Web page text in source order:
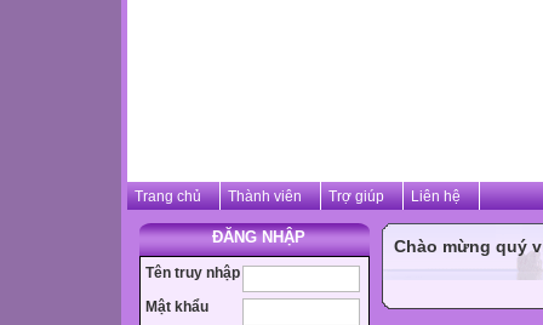
Trang chủ Thành viên Trợ giúp Liên hệ
ĐĂNG NHẬP
Tên truy nhập
Mật khẩu
Chào mừng quý